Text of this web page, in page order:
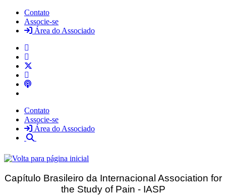
Contato
Associe-se
Área do Associado
Contato
Associe-se
Área do Associado
Capítulo Brasileiro da Internacional Association for
the Study of Pain - IASP